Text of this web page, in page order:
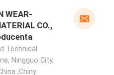
WEAR-
CO.,
Technical
Ningguo City,
,Chiny